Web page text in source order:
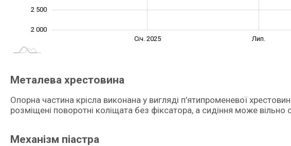
2 000
2 500
Січ. 2025 Лип.
Металева хрестовина
Опорна частина крісла виконана у вигляді п’ятипроменевої
розміщені поворотні коліщата без фіксатора, а сидіння може вільно
Механізм піастра